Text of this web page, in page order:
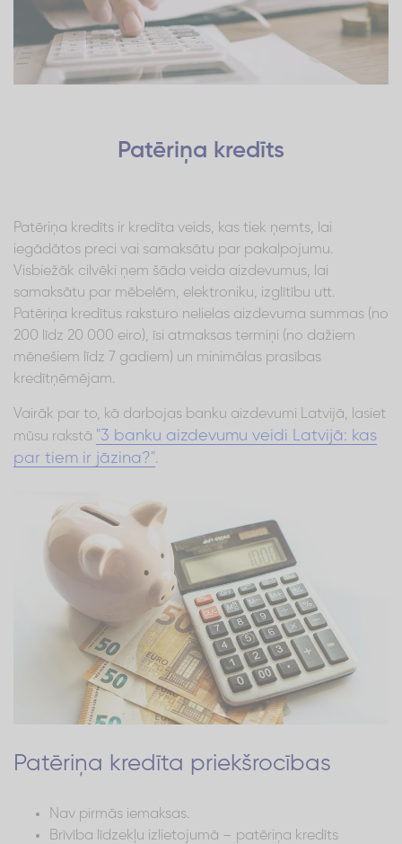
Patēriņa kredīts
Patēriņa kredīts ir kredīta veids, kas tiek ņemts, lai
iegādātos preci vai samaksātu par pakalpojumu.
Visbiežāk cilvēki ņem šāda veida aizdevumus, lai
samaksātu par mēbelēm, elektroniku, izglītību utt.
Patēriņa kredītus raksturo nelielas aizdevuma summas (no
200 līdz 20 000 eiro), īsi atmaksas termiņi (no dažiem
mēnešiem līdz 7 gadiem) un minimālas prasības
kredītņēmējam.
Vairāk par to, kā darbojas banku aizdevumi Latvijā, lasiet
mūsu rakstā "3 banku aizdevumu veidi Latvijā: kas
par tiem ir jāzina?".
Patēriņa kredīta priekšrocības
Nav pirmās iemaksas.
Brīvība līdzekļu izlietojumā – patēriņa kredīts